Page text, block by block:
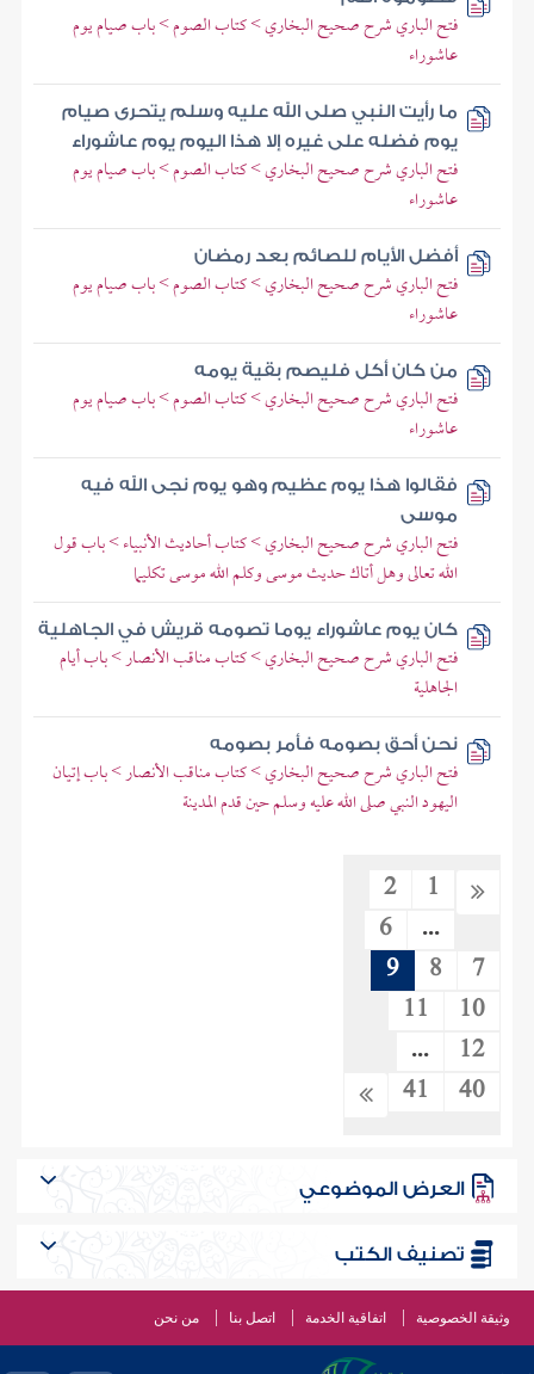
فتح الباري شرح صحيح البخاري > كتاب الصوم > باب صيام يوم
عاشوراء
ما رأيت النبي صلى الله عليه وسلم يتحرى صيام
يوم فضله على غيره إلا هذا اليوم يوم عاشوراء
فتح الباري شرح صحيح البخاري > كتاب الصوم > باب صيام يوم
عاشوراء
أفضل الأيام للصائم بعد رمضان
فتح الباري شرح صحيح البخاري > كتاب الصوم > باب صيام يوم
عاشوراء
من كان أكل فليصم بقية يومه
فتح الباري شرح صحيح البخاري > كتاب الصوم > باب صيام يوم
عاشوراء
فقالوا هذا يوم عظيم وهو يوم نجى الله فيه
موسى
فتح الباري شرح صحيح البخاري > كتاب أحاديث الأنبياء > باب قول
الله تعالى وهل أتاك حديث موسى وكلم الله موسى تكليما
كان يوم عاشوراء يوما تصومه قريش في الجاهلية
فتح الباري شرح صحيح البخاري > كتاب مناقب الأنصار > باب أيام
الجاهلية
نحن أحق بصومه فأمر بصومه
فتح الباري شرح صحيح البخاري > كتاب مناقب الأنصار > باب إتيان
اليهود النبي صلى الله عليه وسلم حين قدم المدينة
1
2
...
6
7
8
9
10
11
12
...
40
41
العرض الموضوعي
تصنيف الكتب
وثيقة الخصوصية اتفاقية الخدمة اتصل بنا من نحن